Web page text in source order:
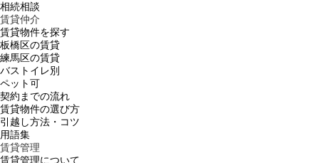
相続相談
賃貸仲介
賃貸物件を探す
板橋区の賃貸
練馬区の賃貸
バストイレ別
ペット可
契約までの流れ
賃貸物件の選び方
引越し方法・コツ
用語集
賃貸管理
賃貸管理について